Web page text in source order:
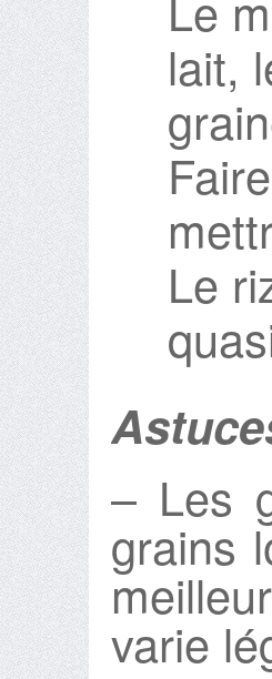
lait,
Le
– Les
grains
varie